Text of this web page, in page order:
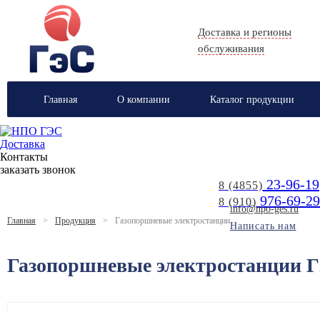
Доставка и регионы
обслуживания
Главная О компании Каталог продукции
Доставка
Контакты
8 (4855) 23-96-19
8 (910) 976-69-29
заказать звонок
info@npo-ges.ru
Написать нам
Главная > Продукция > Газопоршневые электростанции
Газопоршневые электростанции